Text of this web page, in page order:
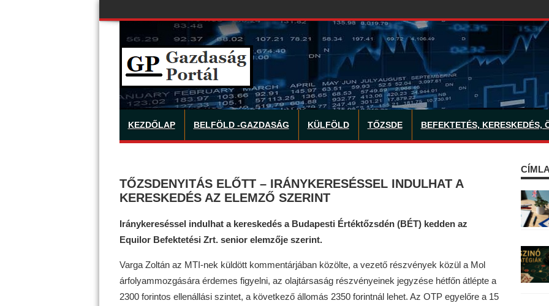
KEZDŐLAP BELFÖLD -GAZDASÁG KÜLFÖLD TŐZSDE BEFEKTETÉS, KERESKEDÉS,
TŐZSDENYITÁS ELŐTT – IRÁNYKERESÉSSEL INDULHAT A
KERESKEDÉS AZ ELEMZŐ SZERINT
Iránykereséssel indulhat a kereskedés a Budapesti Értéktőzsdén (BÉT) kedden az
Equilor Befektetési Zrt. senior elemzője szerint.
Varga Zoltán az MTI-nek küldött kommentárjában közölte, a vezető részvények közül a Mol
árfolyammozgására érdemes figyelni, az olajtársaság részvényeinek jegyzése hétfőn átlépte a
2300 forintos ellenállási szintet, a következő állomás 2350 forintnál lehet. Az OTP egyelőre a 15